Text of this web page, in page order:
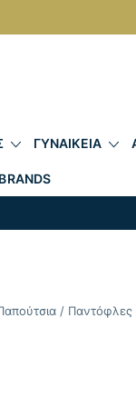
ΓΥΝΑΙΚΕΙΑ
BRANDS
/ Παντόφλες